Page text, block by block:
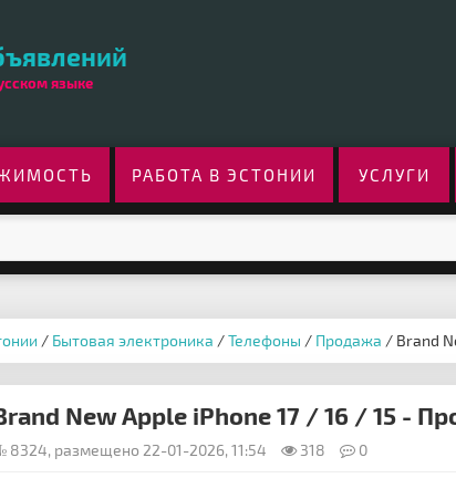
языке
РАБОТА В ЭСТОНИИ УСЛУГИ
/ Бытовая электроника /Телефоны / Продажа / Brand
New Apple iPhone 17 / 16 / 15 -
8324, размещено 22-01-2026, 11:54 318 0